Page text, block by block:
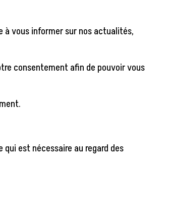
vous informer sur nos actualités,
consentement afin de pouvoir vous
est nécessaire au regard des